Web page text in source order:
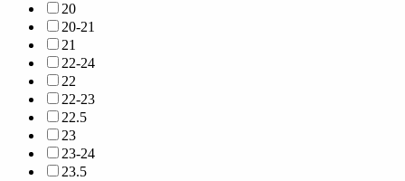
20
20-21
21
22-24
22
22-23
22.5
23
23-24
23.5